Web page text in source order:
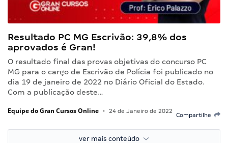
Resultado PC MG Escrivão: 39,8% dos
aprovados é Gran!
O resultado final das provas objetivas do concurso PC
MG para o cargo de Escrivão de Polícia foi publicado no
dia 19 de janeiro de 2022 no Diário Oficial do Estado.
Com a publicação deste…
Equipe do Gran Cursos Online • 24 de Janeiro de 2022
Compartilhe
ver mais conteúdo